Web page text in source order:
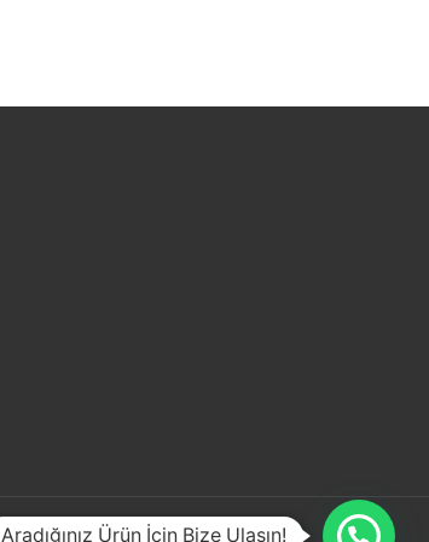
Aradığınız Ürün İçin Bize Ulaşın!